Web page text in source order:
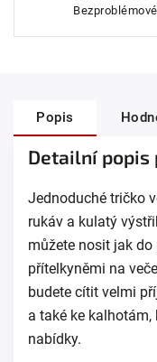
Popis
Detailní popis
Jednoduché tričko
rukáv a kulatý
můžete nosit jak
přítelkyněmi na
budete cítit velmi
a také ke
nabídky.